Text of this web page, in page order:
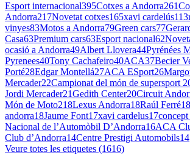
Esport internacional395Cotxes a Andorra261
Andorra217Novetat cotxes165xavi cardelús113
vinyes83Motos a Andorra79Green cars77
Casa63Premium cars63Esport nacional62
ocasió a Andorra49Albert Llovera44Pyrénées
Pyrenees40Tony Cachafeiro40ACA37Becier
Porté28Edgar Montellá27ACA ESport26
Mercader22Campionat del món de supersport
Jordi Mercader21Gedith Center20Circuit
Món de Moto218Lexus Andorra18Raúl Ferré18
andorra18Jaume Font17xavi cardelus17concept
Nacional de l’Automòbil D’Andorra16ACA
Club d’Andorra14Centre Prestigi Automobils14
Veure totes les etiquetes (1616)